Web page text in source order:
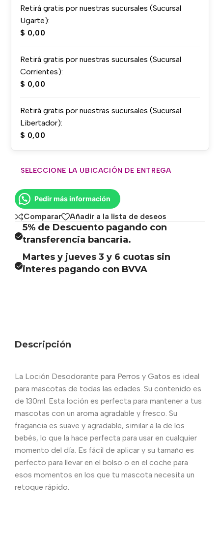
Retirá gratis por nuestras sucursales (Sucursal
Ugarte):
$ 0,00
Retirá gratis por nuestras sucursales (Sucursal
Corrientes):
$ 0,00
Retirá gratis por nuestras sucursales (Sucursal
Libertador):
$ 0,00
SELECCIONE LA UBICACIÓN DE ENTREGA
Pedir más información
Comparar Añadir a la lista de deseos
5% de Descuento pagando con
transferencia bancaria.
Martes y jueves 3 y 6 cuotas sin
interes pagando con BVVA
Descripción
La Loción Desodorante para Perros y Gatos es ideal
para mascotas de todas las edades. Su contenido es
de 130ml. Esta loción es perfecta para mantener a tus
mascotas con un aroma agradable y fresco. Su
fragancia es suave y agradable, similar a la de los
bebés, lo que la hace perfecta para usar en cualquier
momento del día. Es fácil de aplicar y su tamaño es
perfecto para llevar en el bolso o en el coche para
esos momentos en los que tu mascota necesita un
retoque rápido.